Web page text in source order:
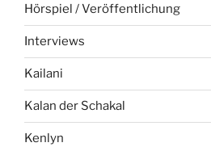
Hörspiel / Veröffentlichung
Interviews
Kailani
Kalan der Schakal
Kenlyn